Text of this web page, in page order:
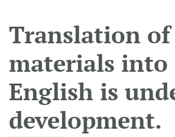
Translation of
materials into
English is
development.